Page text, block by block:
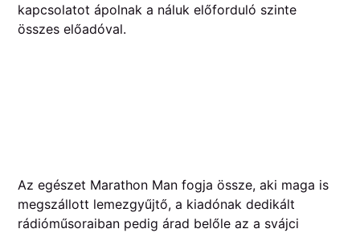
kapcsolatot ápolnak a náluk előforduló szinte
összes előadóval.
Az egészet Marathon Man fogja össze, aki maga is
megszállott lemezgyűjtő, a kiadónak dedikált
rádióműsoraiban pedig árad belőle az a svájci